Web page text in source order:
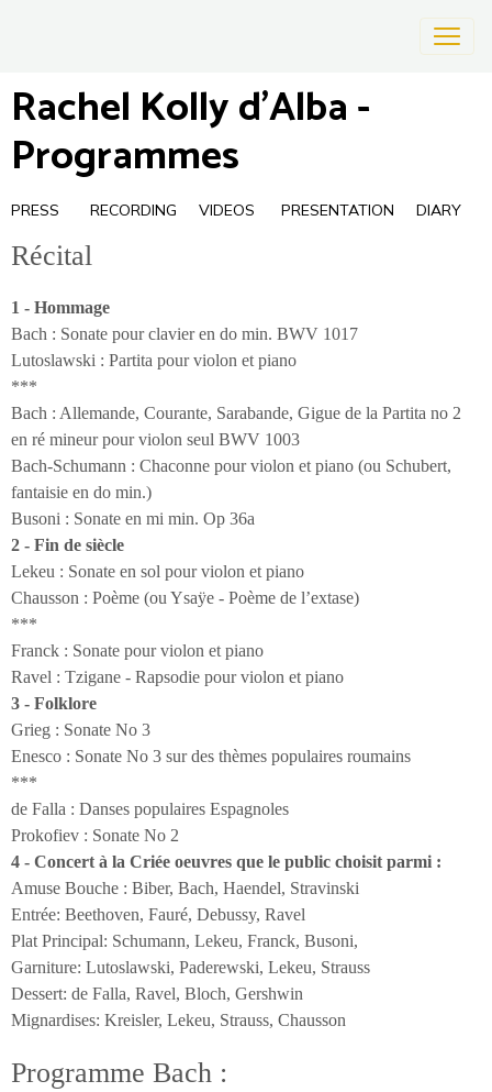
Rachel Kolly d'Alba -
Programmes
PRESS RECORDING VIDEOS PRESENTATION DIARY
Récital
1 - Hommage
Bach : Sonate pour clavier en do min. BWV 1017
Lutoslawski : Partita pour violon et piano
***
Bach : Allemande, Courante, Sarabande, Gigue de la Partita no 2
en ré mineur pour violon seul BWV 1003
Bach-Schumann : Chaconne pour violon et piano (ou Schubert,
fantaisie en do min.)
Busoni : Sonate en mi min. Op 36a
2 - Fin de siècle
Lekeu : Sonate en sol pour violon et piano
Chausson : Poème (ou Ysaÿe - Poème de l’extase)
***
Franck : Sonate pour violon et piano
Ravel : Tzigane - Rapsodie pour violon et piano
3 - Folklore
Grieg : Sonate No 3
Enesco : Sonate No 3 sur des thèmes populaires roumains
***
de Falla : Danses populaires Espagnoles
Prokofiev : Sonate No 2
4 - Concert à la Criée oeuvres que le public choisit parmi :
Amuse Bouche : Biber, Bach, Haendel, Stravinski
Entrée: Beethoven, Fauré, Debussy, Ravel
Plat Principal: Schumann, Lekeu, Franck, Busoni,
Garniture: Lutoslawski, Paderewski, Lekeu, Strauss
Dessert: de Falla, Ravel, Bloch, Gershwin
Mignardises: Kreisler, Lekeu, Strauss, Chausson
Programme Bach :